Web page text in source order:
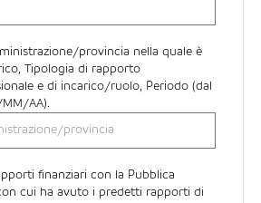
provincia nella quale è
Tipologia di rapporto
e di incarico/ruolo, Periodo (dal
AA).
finanziari con la Pubblica
cui ha avuto i predetti rapporti di